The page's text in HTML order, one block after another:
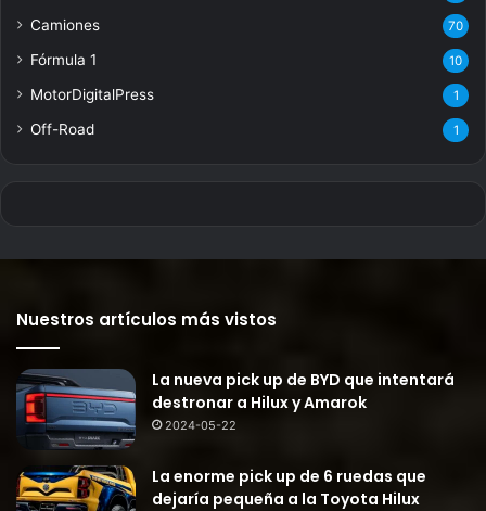
Camiones 70
Fórmula 1 10
MotorDigitalPress 1
Off-Road 1
Nuestros artículos más vistos
La nueva pick up de BYD que intentará
destronar a Hilux y Amarok
2024-05-22
La enorme pick up de 6 ruedas que
dejaría pequeña a la Toyota Hilux